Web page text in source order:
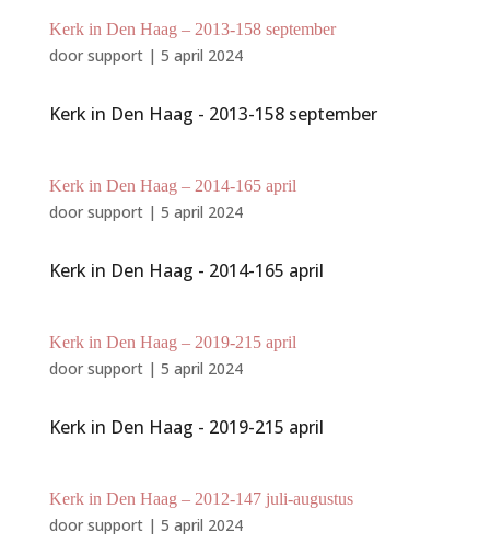
Kerk in Den Haag – 2013-158 september
door support| 5 april 2024
Kerk in Den Haag - 2013-158 september
Kerk in Den Haag – 2014-165 april
door support| 5 april 2024
Kerk in Den Haag - 2014-165 april
Kerk in Den Haag – 2019-215 april
door support| 5 april 2024
Kerk in Den Haag - 2019-215 april
Kerk in Den Haag – 2012-147 juli-augustus
door support| 5 april 2024